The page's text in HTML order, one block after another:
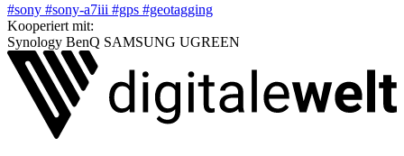
#sony #sony-a7iii #gps #geotagging
Kooperiert mit:
Synology BenQ SAMSUNG UGREEN